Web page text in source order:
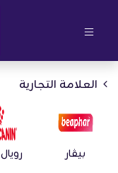
العلامة التجارية
بيڤار